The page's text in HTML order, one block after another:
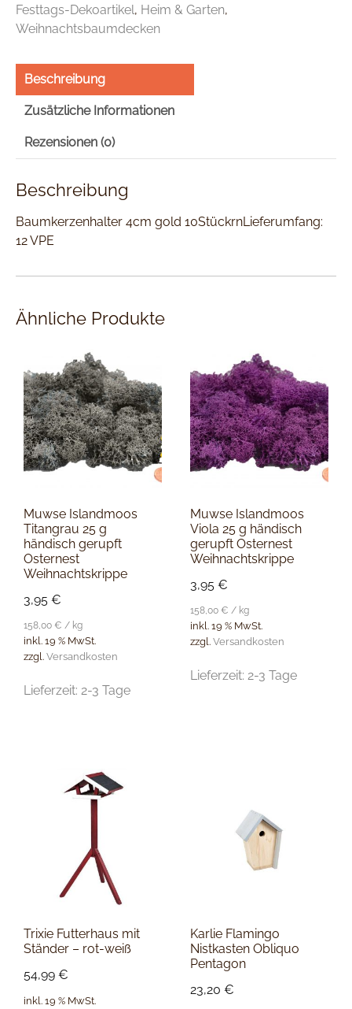
Festtags-Dekoartikel, Heim & Garten,
Weihnachtsbaumdecken
Beschreibung
Zusätzliche Informationen
Rezensionen (0)
Beschreibung
Baumkerzenhalter 4cm gold 10StückrnLieferumfang:
12 VPE
Ähnliche Produkte
Muwse Islandmoos
Titangrau 25 g
händisch gerupft
Osternest
Weihnachtskrippe
3,95 €
158,00 € / kg
inkl. 19 % MwSt.
zzgl. Versandkosten
Lieferzeit: 2-3 Tage
Muwse Islandmoos
Viola 25 g händisch
gerupft Osternest
Weihnachtskrippe
3,95€
158,00€ / kg
inkl. 19 % MwSt.
zzgl.Versandkosten
Lieferzeit: 2-3 Tage
Trixie Futterhaus mit
Ständer – rot-weiß
54,99 €
inkl. 19 % MwSt.
Karlie Flamingo
Nistkasten Obliquo
Pentagon
23,20€